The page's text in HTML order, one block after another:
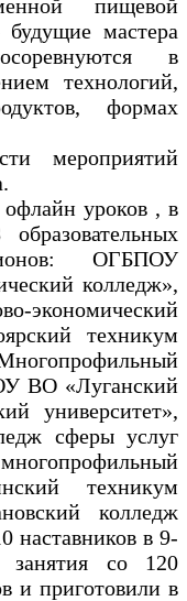
пищевой
мастера
в
технологий,
формах
мероприятий
уроков , в
ОГБПОУ
колледж»,
экономический
техникум
ВО «Луганский
университет»,
сферы услуг
техникум
колледж
наставников в 9-
занятия со 120
и приготовили в